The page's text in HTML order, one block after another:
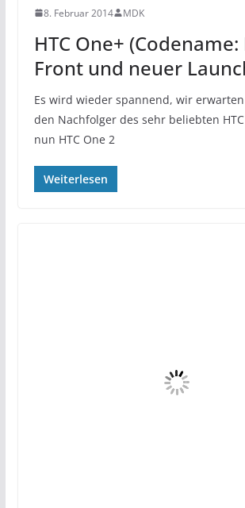
8. Februar 2014 MDK
HTC One+ (Codename:
Front und neuer
Es wird wieder spannend, wir
den Nachfolger des sehr beliebten
nun HTC One 2
Weiterlesen